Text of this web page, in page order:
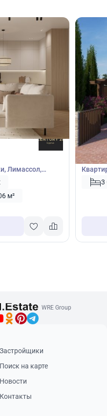
Лимассол,
м²
€675
452313
WRE Group
Застройщики
Поиск на карте
Новости
Контакты